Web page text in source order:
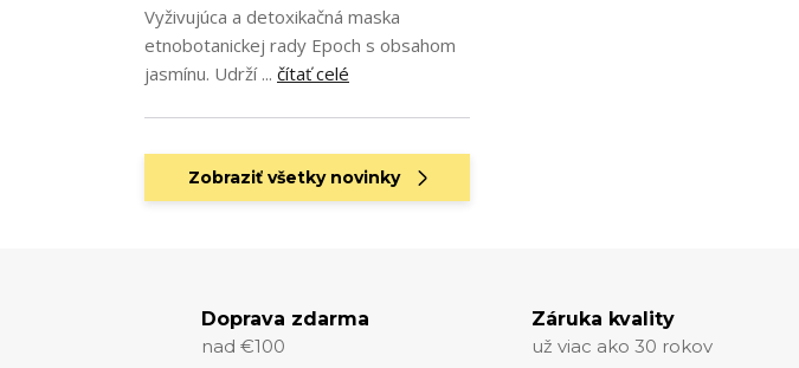
Vyživujúca a detoxikačná maska
etnobotanickej rady Epoch s obsahom
jasmínu. Udrží ... čítať celé
Zobraziť všetky novinky
Doprava zdarma
nad €100
Záruka kvality
už viac ako 30 rokov